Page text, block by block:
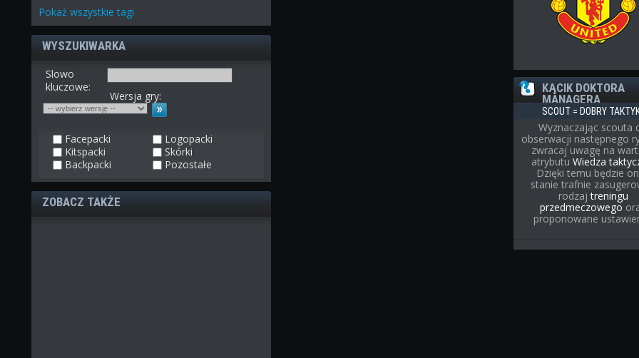
Pokaż wszystkie tagi
WYSZUKIWARKA
Slowo
kluczowe:
Wersja gry:
Facepacki
Logopacki
Kitspacki
Skórki
Backpacki
Pozostałe
ZOBACZ TAKŻE
KĄCIK DOKTORA
MANAGERA
SCOUT = DOBRY
Wyznaczając scouta
obserwacji następnego
zwracaj uwagę na
atrybutu Wiedza
Dzięki temu będzie
stanie trafnie
rodzajtreningu
przedmeczowego
proponowane